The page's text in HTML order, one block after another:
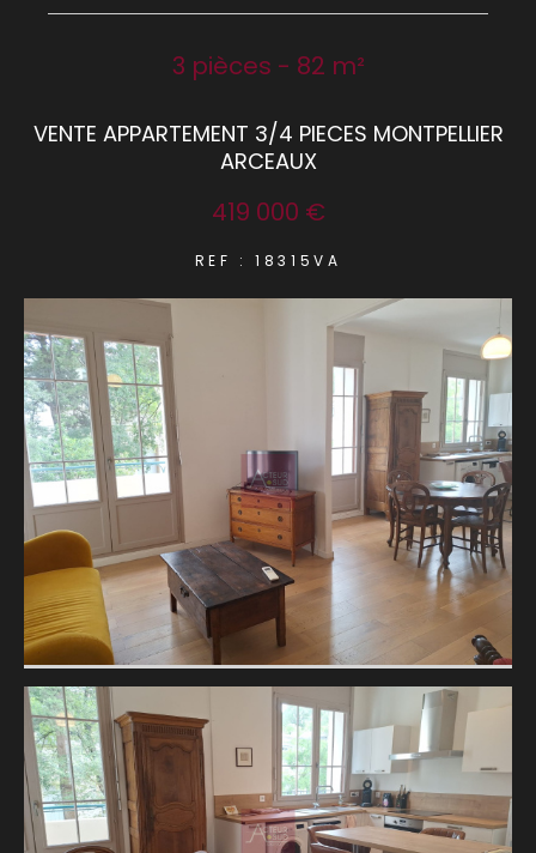
3 pièces - 82 m²
VENTE APPARTEMENT 3/4 PIECES MONTPELLIER
ARCEAUX
419 000 €
REF : 18315VA
RECHERCHER